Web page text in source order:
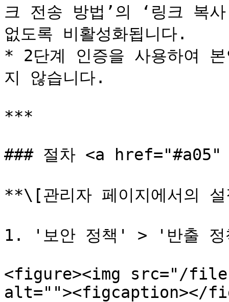
크 전송 방법’의 ‘링크 복
없도록 비활성화됩니다.
* 2단계 인증을 사용하여
지 않습니다.
***
### 절차 <a
**\[관리자 페이지에서의
1. '보안 정책' > '반출 정
<figure><img src="/files/
alt=""><figcaption></